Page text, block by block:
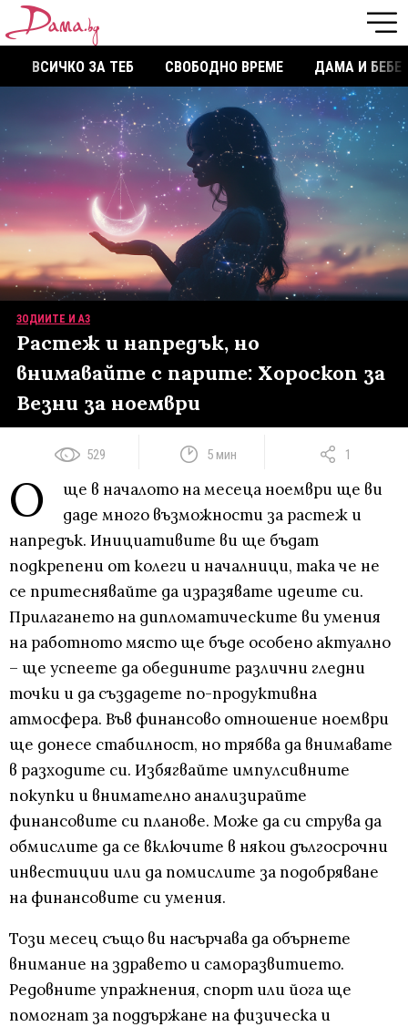
ВСИЧКО ЗА ТЕБ СВОБОДНО ВРЕМЕ ДАМА И БЕБЕ
ЗОДИИТЕ И АЗ
Растеж и напредък, но
внимавайте с парите: Хороскоп за
Везни за ноември
529 5 мин 1
О
ще в началото на месеца ноември ще ви
даде много възможности за растеж и
напредък. Инициативите ви ще бъдат
подкрепени от колеги и началници, така че не
се притеснявайте да изразявате идеите си.
Прилагането на дипломатическите ви умения
на работното място ще бъде особено актуално
– ще успеете да обедините различни гледни
точки и да създадете по-продуктивна
атмосфера. Във финансово отношение ноември
ще донесе стабилност, но трябва да внимавате
в разходите си. Избягвайте импулсивните
покупки и внимателно анализирайте
финансовите си планове. Може да си струва да
обмислите да се включите в някои дългосрочни
инвестиции или да помислите за подобряване
на финансовите си умения.
Този месец също ви насърчава да обърнете
внимание на здравето и саморазвитието.
Редовните упражнения, спорт или йога ще
помогнат за поддържане на физическа и